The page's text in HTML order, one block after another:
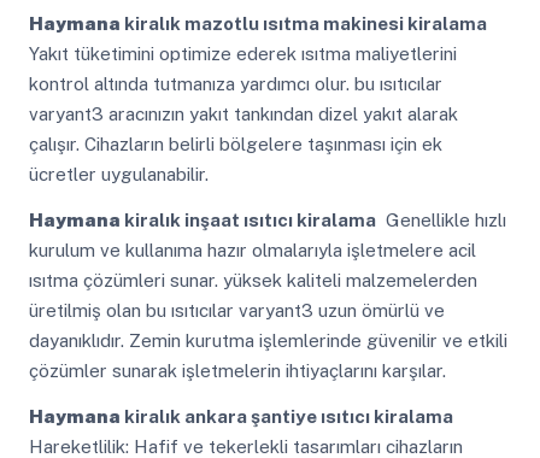
Haymana kiralık mazotlu ısıtma makinesi kiralama
Yakıt tüketimini optimize ederek ısıtma maliyetlerini
kontrol altında tutmanıza yardımcı olur. bu ısıtıcılar
varyant3 aracınızın yakıt tankından dizel yakıt alarak
çalışır. Cihazların belirli bölgelere taşınması için ek
ücretler uygulanabilir.
Haymana kiralık inşaat ısıtıcı kiralamaGenellikle hızlı
kurulum ve kullanıma hazır olmalarıyla işletmelere acil
ısıtma çözümleri sunar. yüksek kaliteli malzemelerden
üretilmiş olan bu ısıtıcılar varyant3 uzun ömürlü ve
dayanıklıdır. Zemin kurutma işlemlerinde güvenilir ve etkili
çözümler sunarak işletmelerin ihtiyaçlarını karşılar.
Haymana kiralık ankara şantiye ısıtıcı kiralama
Hareketlilik: Hafif ve tekerlekli tasarımları cihazların